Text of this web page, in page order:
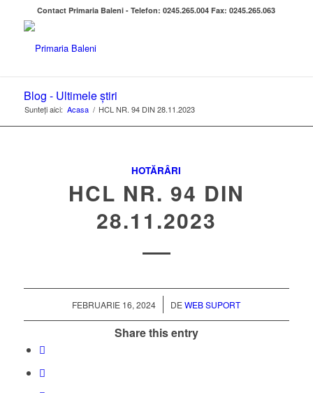
Contact Primaria Baleni - Telefon: 0245.265.004 Fax: 0245.265.063
Blog - Ultimele știri
Sunteți aici: Acasa / HCL NR. 94 DIN 28.11.2023
HOTĂRÂRI
HCL NR. 94 DIN
28.11.2023
FEBRUARIE 16, 2024
/ DEWEB SUPORT
Share this entry